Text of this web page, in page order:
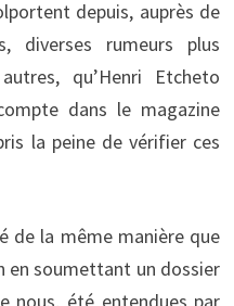
depuis, auprès de
diverses rumeurs plus
qu’Henri Etcheto
dans le magazine
la peine de vérifier ces
de la même manière que
en soumettant un dossier
nous, été entendues par